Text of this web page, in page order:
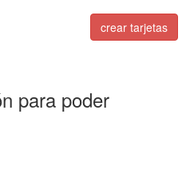
crear tarjetas
para poder